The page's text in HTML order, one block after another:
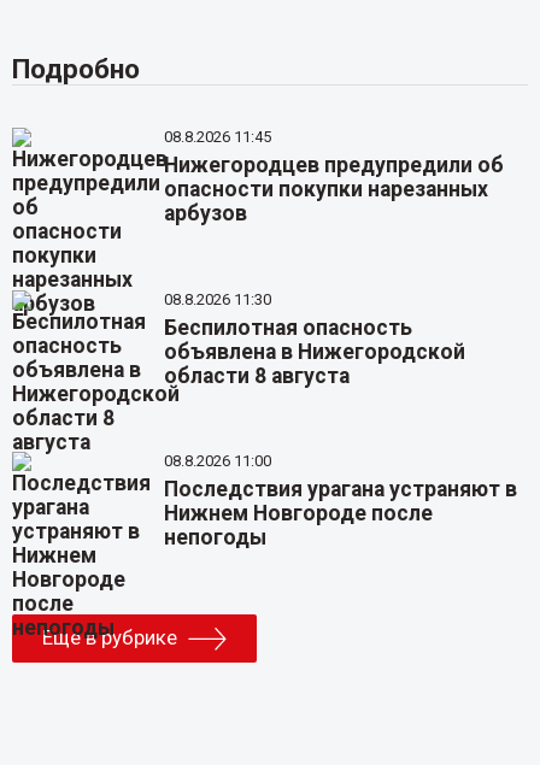
Подробно
08.8.2026 11:45
Нижегородцев предупредили об
опасности покупки нарезанных
арбузов
08.8.2026 11:30
Беспилотная опасность
объявлена в Нижегородской
области 8 августа
08.8.2026 11:00
Последствия урагана устраняют в
Нижнем Новгороде после
непогоды
Еще в рубрике